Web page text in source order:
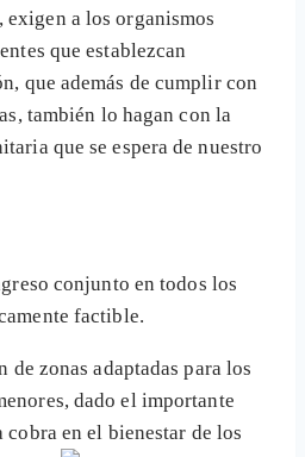
exigen a los organismos
que establezcan
que además de cumplir con
también lo hagan con la
que se espera de nuestro
conjunto en todos los
factible.
zonas adaptadas para los
dado el importante
cobra en el bienestar de los